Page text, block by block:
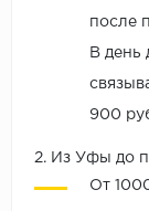
после
В день
900
2. Из Уфы до
От